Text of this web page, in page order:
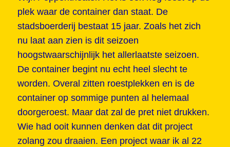
plek waar de container dan staat. De
stadsboerderij bestaat 15 jaar. Zoals het zich
nu laat aan zien is dit seizoen
hoogstwaarschijnlijk het allerlaatste seizoen.
De container begint nu echt heel slecht te
worden. Overal zitten roestplekken en is de
container op sommige punten al helemaal
doorgeroest. Maar dat zal de pret niet drukken.
Wie had ooit kunnen denken dat dit project
zolang zou draaien. Een project waar ik al 22